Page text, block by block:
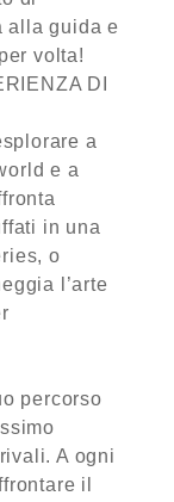
alla guida e
volta!
DI
a
e a
in una
o
l’arte
percorso
A ogni
il